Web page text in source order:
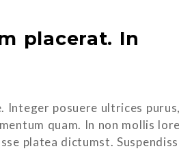
placerat. In
Integer posuere ultrices purus,
quam. In non mollis
platea dictumst.